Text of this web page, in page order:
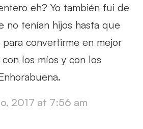
eh? Yo también fui de
no tenían hijos hasta que
convertirme en mejor
los míos y con los
2017 at 7:56 am